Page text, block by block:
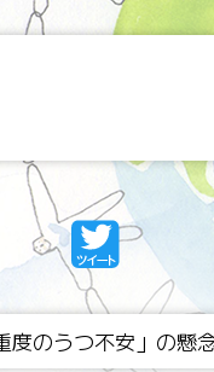
度のうつ不安」の懸